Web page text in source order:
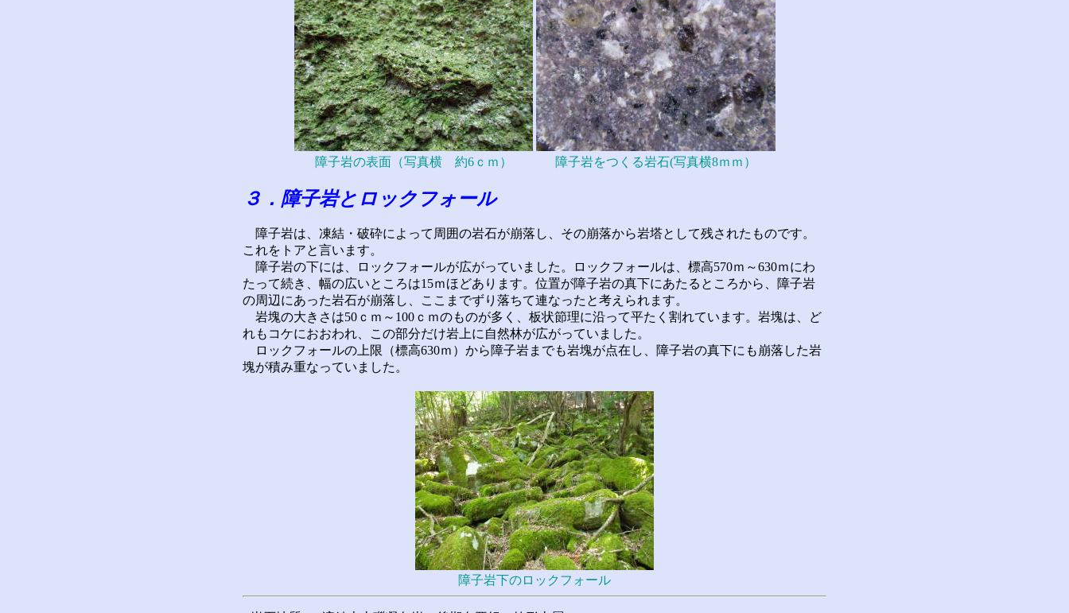
障子岩の表面（写真横 約6ｃｍ） 障子岩をつくる岩石(写真横8ｍｍ）
３．障子岩とロックフォール
障子岩は、凍結・破砕によって周囲の岩石が崩落し、その崩落から岩塔として残されたものです。
これをトアと言います。
障子岩の下には、ロックフォールが広がっていました。ロックフォールは、標高570ｍ～630ｍにわ
たって続き、幅の広いところは15ｍほどあります。位置が障子岩の真下にあたるところから、障子岩
の周辺にあった岩石が崩落し、ここまでずり落ちて連なったと考えられます。
岩塊の大きさは50ｃｍ～100ｃｍのものが多く、板状節理に沿って平たく割れています。岩塊は、ど
れもコケにおおわれ、この部分だけ岩上に自然林が広がっていました。
ロックフォールの上限（標高630ｍ）から障子岩までも岩塊が点在し、障子岩の真下にも崩落した岩
塊が積み重なっていました。
障子岩下のロックフォール